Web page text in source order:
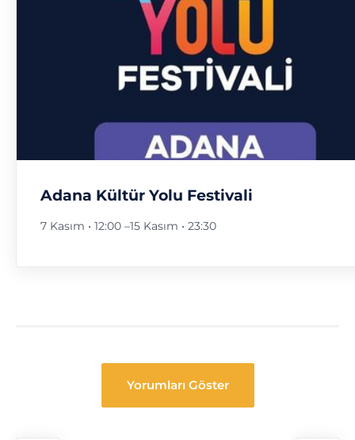
Adana Kültür Yolu Festivali
7 Kasım • 12:00 –15 Kasım • 23:30
Yorumları Göster